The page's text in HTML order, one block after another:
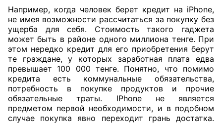
Например, когда человек берет кредит на iPhone,
не имея возможности рассчитаться за покупку без
ущерба для себя. Стоимость такого гаджета
может быть в районе одного миллиона тенге. При
этом нередко кредит для его приобретения берут
те граждане, у которых заработная плата едва
превышает 100 000 тенге. Понятно, что помимо
кредита есть коммунальные обязательства,
потребность в покупке продуктов и прочие
обязательные траты. IPhone не является
предметом первой необходимости, и в подобном
случае покупка явно переходит грань достатка.